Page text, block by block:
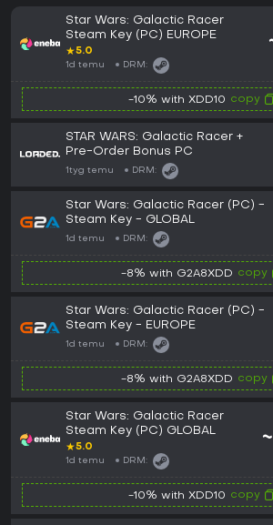
Star Wars: Galactic Racer
Steam Key (PC) EUROPE
★5.0
1d temu DRM:
-10% with XDD10 copy
STAR WARS: Galactic Racer +
Pre-Order Bonus PC
1tyg temu DRM:
Star Wars: Galactic Racer (PC) -
Steam Key - GLOBAL
1d temu DRM:
-8% with G2A8XDD copy
Star Wars: Galactic Racer (PC) -
Steam Key - EUROPE
1d temu DRM:
-8% with G2A8XDD copy
Star Wars: Galactic Racer
Steam Key (PC) GLOBAL
★5.0
1d temu DRM:
-10% with XDD10 copy